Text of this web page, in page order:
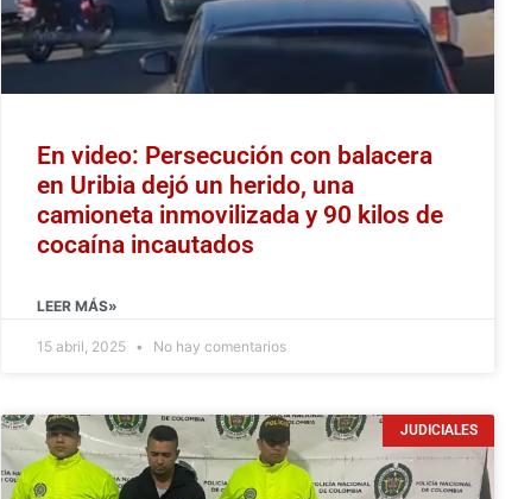
En video: Persecución con balacera
en Uribia dejó un herido, una
camioneta inmovilizada y 90 kilos de
cocaína incautados
LEER MÁS»
15 abril, 2025 No hay comentarios
JUDICIALES